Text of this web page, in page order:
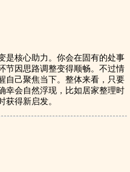
是核心助力。你会在固有的处事
节因思路调整变得顺畅。不过情
自己聚焦当下。整体来看，只要
幸会自然浮现，比如居家整理时
获得新启发。